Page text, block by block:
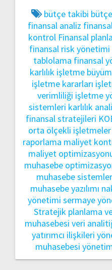
bütçe takibi
finansal analiz
kontrol Finansal
finansal risk yönetimi
tablolama finansal
karlılık işletme
işletme kararları
verimliliği işletme
sistemleri karlılık
finansal stratejileri
orta ölçekli işletmeler
raporlama maliyet
maliyet
muhasebe
muhasebe
muhasebe yazılımı
yönetimi sermaye
Stratejik planlama
muhasebesi veri
yatırımcı ilişkileri
muhasebesi